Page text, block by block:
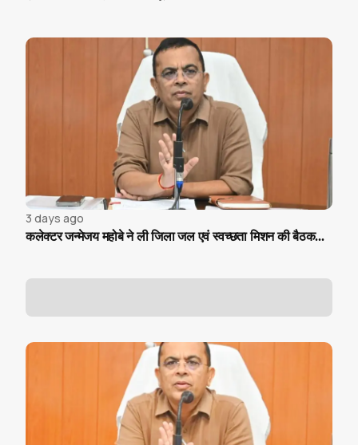
3 days ago
कलेक्टर जन्मेजय महोबे ने ली जिला जल एवं स्वच्छता मिशन की बैठक...